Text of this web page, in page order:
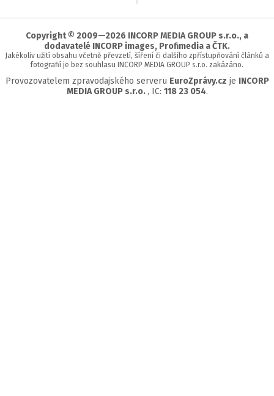
stránky
Copyright © 2009—2026 INCORP MEDIA GROUP s.r.o., a
dodavatelé INCORP images, Profimedia a ČTK.
Jakékoliv užití obsahu včetně převzetí, šíření či dalšího zpřístupňování článků a
fotografií je bez souhlasu INCORP MEDIA GROUP s.r.o. zakázáno.
Provozovatelem zpravodajského serveru EuroZprávy.cz je INCORP
MEDIA GROUP s.r.o., IC: 118 23 054.